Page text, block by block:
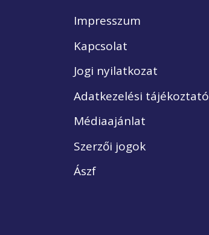
Impresszum
Kapcsolat
Jogi nyilatkozat
Adatkezelési tájékoztató
Médiaajánlat
Szerzői jogok
Ászf